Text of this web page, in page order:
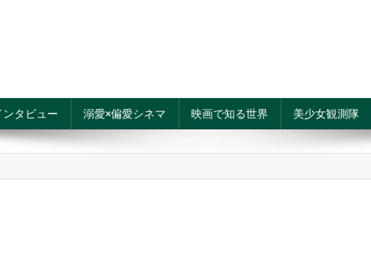
ンタビュー 溺愛×偏愛シネマ 映画で知る世界 美少女観測隊